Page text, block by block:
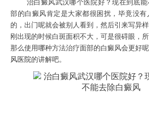
治白癜风武汉哪个医院好？现在到底能
部的白癜风肯定是大家都很困扰，毕竟没
的，出门呢就会被别人看到，然后引来写异
刚出现的时候白斑面积不大，可是很碍眼，
那么使用哪种方法治疗面部的白癜风会更好
风医院的讲解吧。